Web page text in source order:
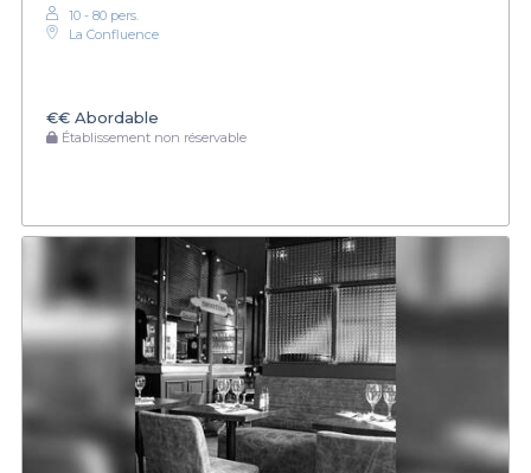
10 - 80 pers.
La Confluence
€€ Abordable
Établissement non réservable